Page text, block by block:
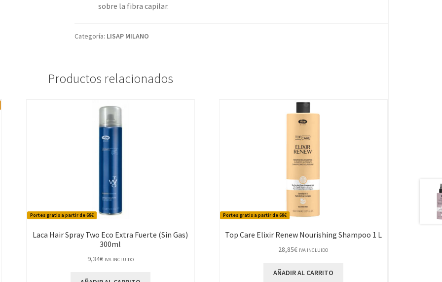
sobre la fibra capilar.
Categoría: LISAP MILANO
Productos relacionados
Portes gratis a partir de 69€
Laca Hair Spray Two Eco Extra Fuerte (Sin Gas)
300ml
9,34€ IVA INCLUIDO
Portes gratis a partir de 69€
Top Care Elixir Renew Nourishing Shampoo 1 L
28,85€ IVA INCLUIDO
AÑADIR AL CARRITO